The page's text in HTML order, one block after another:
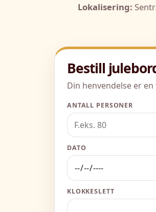
Lokalisering:
Bestill
Din henvendelse er
ANTALL PERSONER
DATO
KLOKKESLETT